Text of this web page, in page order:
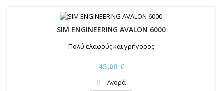
SIM ENGINEERING AVALON 6000
Πολύ ελαφρύς και γρήγορος
Τιμή
45,00 €
 Αγορά